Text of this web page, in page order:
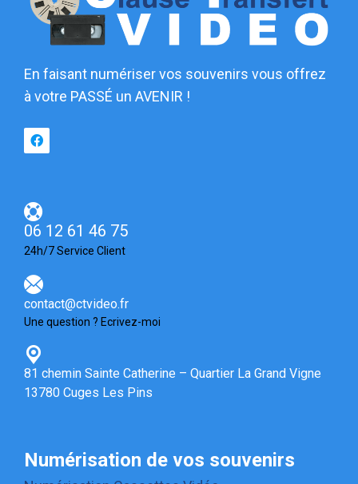
En faisant numériser vos souvenirs vous offrez
à votre PASSÉ un AVENIR !​
06 12 61 46 75
24h/7 Service Client
contact@ctvideo.fr
Une question ? Ecrivez-moi
81 chemin Sainte Catherine – Quartier La Grand Vigne
13780 Cuges Les Pins
Numérisation de vos souvenirs